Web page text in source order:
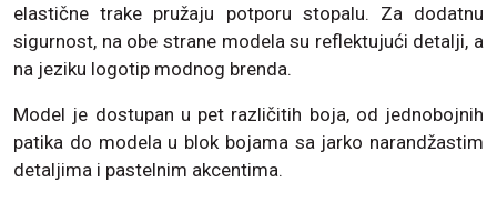
elastične trake pružaju potporu stopalu. Za dodatnu
sigurnost, na obe strane modela su reflektujući detalji, a
na jeziku logotip modnog brenda.
Model je dostupan u pet različitih boja, od jednobojnih
patika do modela u blok bojama sa jarko narandžastim
detaljima i pastelnim akcentima.